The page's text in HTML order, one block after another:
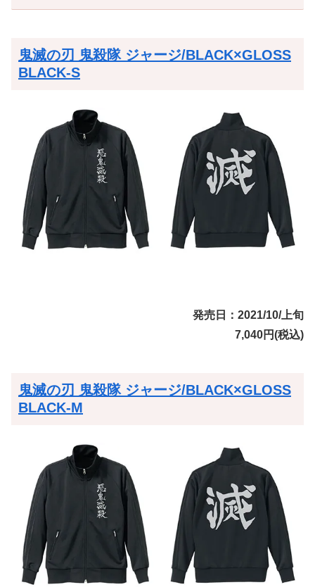
鬼滅の刃 鬼殺隊 ジャージ/BLACK×GLOSS
BLACK-S
発売日：2021/10/上旬
7,040円(税込)
鬼滅の刃 鬼殺隊 ジャージ/BLACK×GLOSS
BLACK-M